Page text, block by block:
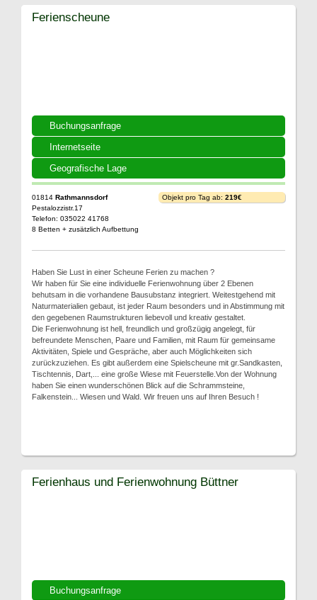
Buchungsanfrage
Internetseite
Geografische Lage
Ferienscheune
01814 Rathmannsdorf
Pestalozzistr.17
Telefon: 035022 41768
8 Betten + zusätzlich Aufbettung
Objekt pro Tag ab: 219€
Haben Sie Lust in einer Scheune Ferien zu machen ?
Wir haben für Sie eine individuelle Ferienwohnung über 2 Ebenen
behutsam in die vorhandene Bausubstanz integriert. Weitestgehend mit
Naturmaterialien gebaut, ist jeder Raum besonders und in Abstimmung mit
den gegebenen Raumstrukturen liebevoll und kreativ gestaltet.
Die Ferienwohnung ist hell, freundlich und großzügig angelegt, für
befreundete Menschen, Paare und Familien, mit Raum für gemeinsame
Aktivitäten, Spiele und Gespräche, aber auch Möglichkeiten sich
zurückzuziehen. Es gibt außerdem eine Spielscheune mit gr.Sandkasten,
Tischtennis, Dart,... eine große Wiese mit Feuerstelle.Von der Wohnung
haben Sie einen wunderschönen Blick auf die Schrammsteine,
Falkenstein... Wiesen und Wald. Wir freuen uns auf Ihren Besuch !
Buchungsanfrage
Ferienhaus und Ferienwohnung Büttner